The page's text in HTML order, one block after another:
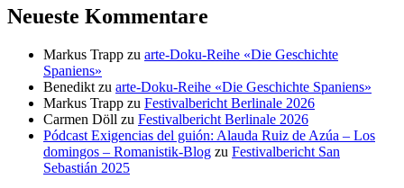
Neueste Kommentare
Markus Trapp zu arte-Doku-Reihe «Die Geschichte
Spaniens»
Benedikt zu arte-Doku-Reihe «Die Geschichte Spaniens»
Markus Trapp zu Festivalbericht Berlinale 2026
Carmen Döll zu Festivalbericht Berlinale 2026
Pódcast Exigencias del guión: Alauda Ruiz de Azúa – Los
domingos – Romanistik-Blog zu Festivalbericht San
Sebastián 2025